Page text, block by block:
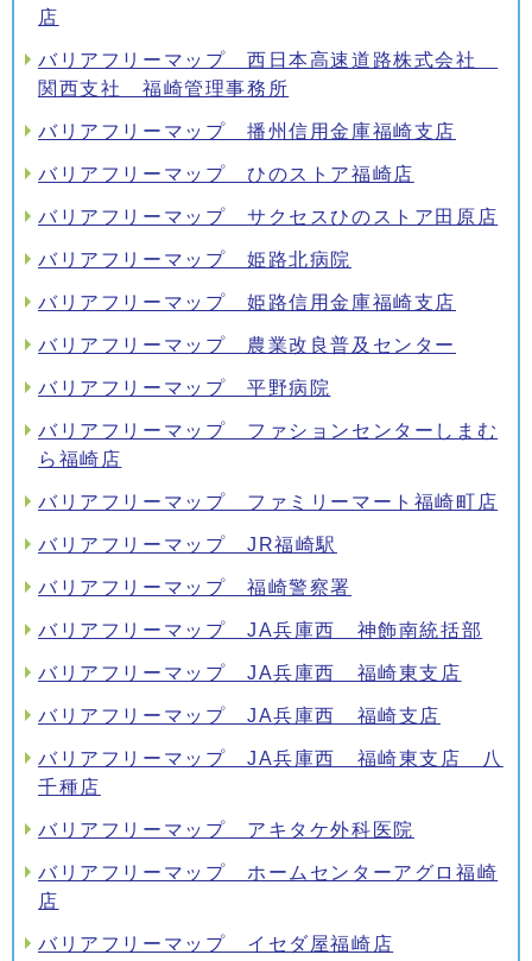
店
バリアフリーマップ 西日本高速道路株式会社
関西支社 福崎管理事務所
バリアフリーマップ 播州信用金庫福崎支店
バリアフリーマップ ひのストア福崎店
バリアフリーマップ サクセスひのストア田原店
バリアフリーマップ 姫路北病院
バリアフリーマップ 姫路信用金庫福崎支店
バリアフリーマップ 農業改良普及センター
バリアフリーマップ 平野病院
バリアフリーマップ ファションセンターしまむ
ら福崎店
バリアフリーマップ ファミリーマート福崎町店
バリアフリーマップ JR福崎駅
バリアフリーマップ 福崎警察署
バリアフリーマップ JA兵庫西 神飾南統括部
バリアフリーマップ JA兵庫西 福崎東支店
バリアフリーマップ JA兵庫西 福崎支店
バリアフリーマップ JA兵庫西 福崎東支店 八
千種店
バリアフリーマップ アキタケ外科医院
バリアフリーマップ ホームセンターアグロ福崎
店
バリアフリーマップ イセダ屋福崎店